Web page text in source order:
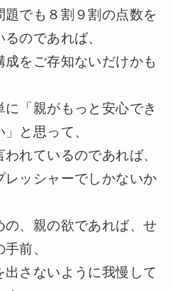
でも８割９割の点数を
のであれば、
をご存知ないだけかも
「親がもっと安心でき
と思って、
われているのであれば、
レッシャーでしかないか
、親の欲であれば、せ
前、
出さないように我慢して